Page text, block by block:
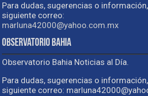
Para dudas, sugerencias o
siguiente correo:
marluna42000@yahoo.com.mx
Observatorio Bahia
Observatorio Bahia Noticias al Día.
Para dudas, sugerencias o
siguiente correo: